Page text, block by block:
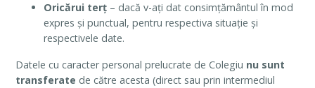
Oricărui terț – dacă v-ați dat consimțământul în mod
expres și punctual, pentru respectiva situație și
respectivele date.
Datele cu caracter personal prelucrate de Colegiu nu sunt
transferate de către acesta (direct sau prin intermediul